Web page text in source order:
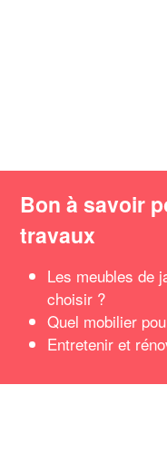
Bon à savoir
travaux
Les meubles de
choisir ?
Quel mobilier
Entretenir et